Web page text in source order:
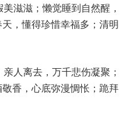
滋滋；懒觉睡到自然醒，
，懂得珍惜幸福多；清明
人离去，万千悲伤凝聚；
香，心底弥漫惆怅；跪拜